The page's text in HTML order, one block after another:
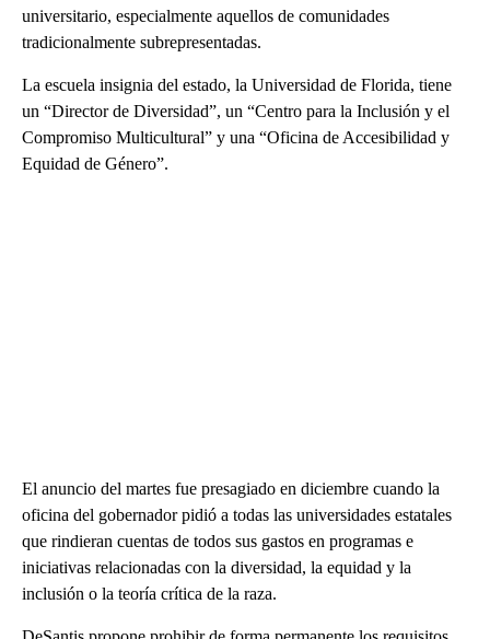
universitario, especialmente aquellos de comunidades
tradicionalmente subrepresentadas.
La escuela insignia del estado, la Universidad de Florida, tiene
un “Director de Diversidad”, un “Centro para la Inclusión y el
Compromiso Multicultural” y una “Oficina de Accesibilidad y
Equidad de Género”.
El anuncio del martes fue presagiado en diciembre cuando la
oficina del gobernador pidió a todas las universidades estatales
que rindieran cuentas de todos sus gastos en programas e
iniciativas relacionadas con la diversidad, la equidad y la
inclusión o la teoría crítica de la raza.